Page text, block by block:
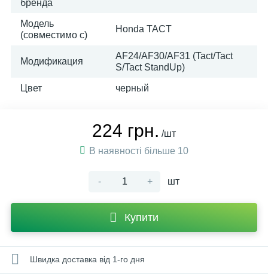
бренда
Модель
(совместимо с)
Honda TACT
Модификация
AF24/AF30/AF31 (Tact/Tact
S/Tact StandUp)
Цвет черный
224 грн. /шт
В наявності більше 10
- + шт
Купити
Швидка доставка від 1-го дня